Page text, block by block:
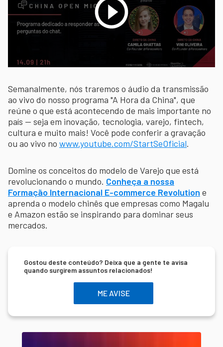
Semanalmente, nós traremos o áudio da transmissão
ao vivo do nosso programa "A Hora da China", que
reúne o que está acontecendo de mais importante no
país -- seja em inovação, tecnologia, varejo, fintech,
cultura e muito mais! Você pode conferir a gravação
ou ao vivo no www.youtube.com/StartSeOficial.
Domine os conceitos do modelo de Varejo que está
revolucionando o mundo. Conheça a nossa
Formação Internacional E-commerce Revolution e
aprenda o modelo chinês que empresas como Magalu
e Amazon estão se inspirando para dominar seus
mercados.
Gostou deste conteúdo? Deixa que a gente te avisa
quando surgirem assuntos relacionados!
ME AVISE